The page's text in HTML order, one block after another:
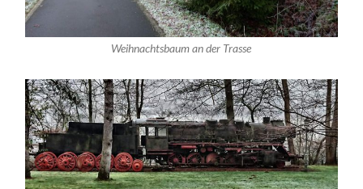
Weihnachtsbaum an der Trasse